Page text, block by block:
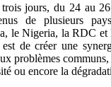
trois jours, du 24 au
de plusieurs
le Nigeria, la RDC
de créer une
problèmes
ou encore la